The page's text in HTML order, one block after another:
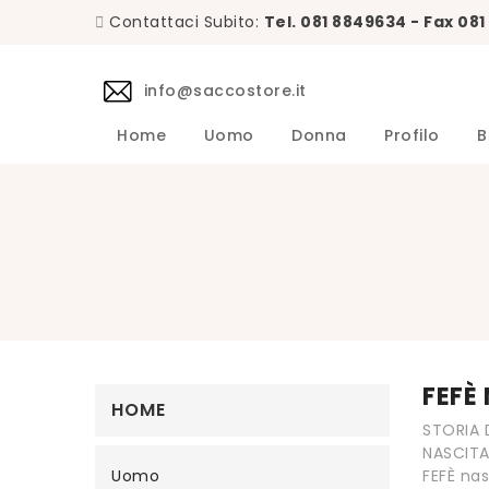
Contattaci Subito: Tel. 081 8849634 - Fax
info@saccostore.it
Home Uomo Donna Profilo
HOME
Uomo
FEFÈ
STORIA
NASCITA
FEFÈ